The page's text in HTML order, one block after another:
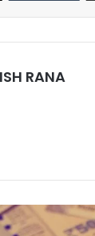
RANA